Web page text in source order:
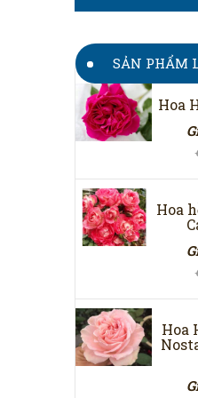
SẢN PHẨM
Hoa
Hoa
Hoa